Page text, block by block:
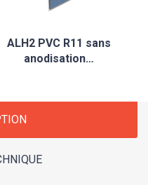
ALH2 PVC R11 sans
anodisation…